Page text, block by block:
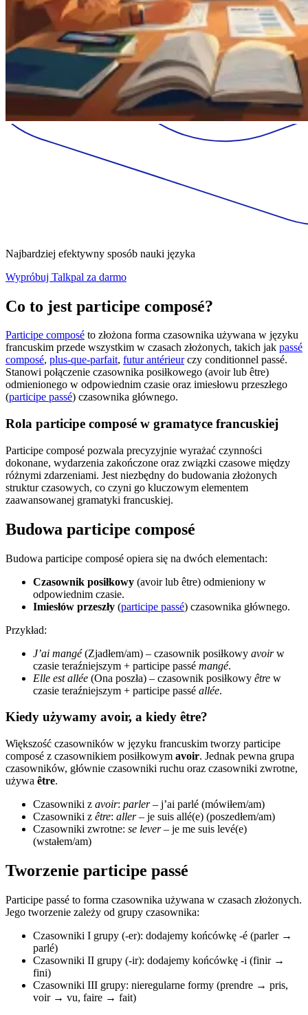
Najbardziej efektywny sposób nauki języka
Wypróbuj Talkpal za darmo
Co to jest participe composé?
Participe composé to złożona forma czasownika używana w języku
francuskim przede wszystkim w czasach złożonych, takich jak passé
composé, plus-que-parfait, futur antérieurczy conditionnel passé.
Stanowi połączenie czasownika posiłkowego (avoir lub être)
odmienionego w odpowiednim czasie oraz imiesłowu przeszłego
(participe passé) czasownika głównego.
Rola participe composé w gramatyce francuskiej
Participe composé pozwala precyzyjnie wyrażać czynności
dokonane, wydarzenia zakończone oraz związki czasowe między
różnymi zdarzeniami. Jest niezbędny do budowania złożonych
struktur czasowych, co czyni go kluczowym elementem
zaawansowanej gramatyki francuskiej.
Budowa participe composé
Budowa participe composé opiera się na dwóch elementach:
Czasownik posiłkowy (avoir lub être) odmieniony w
odpowiednim czasie.
Imiesłów przeszły (participe passé) czasownika głównego.
Przykład:
J’ai mangé(Zjadłem/am) – czasownik posiłkowy avoirw
czasie teraźniejszym + participe passé mangé.
Elle est allée (Ona poszła) – czasownik posiłkowy être w
czasie teraźniejszym + participe passé allée.
Kiedy używamy avoir, a kiedy être?
Większość czasowników w języku francuskim tworzy participe
composé z czasownikiem posiłkowym avoir. Jednak pewna grupa
czasowników, głównie czasowniki ruchu oraz czasowniki zwrotne,
używa être.
Czasowniki z avoir: parler– j’ai parlé (mówiłem/am)
Czasowniki z être: aller– je suis allé(e) (poszedłem/am)
Czasowniki zwrotne: se lever– je me suis levé(e)
(wstałem/am)
Tworzenie participe passé
Participe passé to forma czasownika używana w czasach złożonych.
Jego tworzenie zależy od grupy czasownika:
Czasowniki I grupy (-er): dodajemy końcówkę -é (parler →
parlé)
Czasowniki II grupy (-ir): dodajemy końcówkę -i (finir →
fini)
Czasowniki III grupy: nieregularne formy (prendre → pris,
voir → vu, faire → fait)